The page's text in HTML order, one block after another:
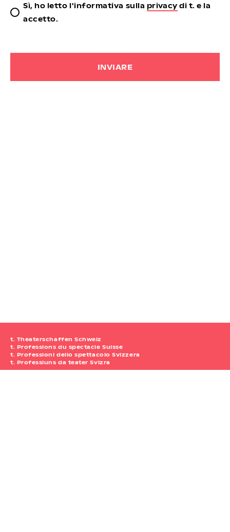
Sì, ho letto l'informativa sulla privacy di t. e la
accetto.
INVIARE
t. Theaterschaffen Schweiz
t. Professions du spectacle Suisse
t. Professioni dello spettacolo Svizzera
t. Professiuns da teater Svizra